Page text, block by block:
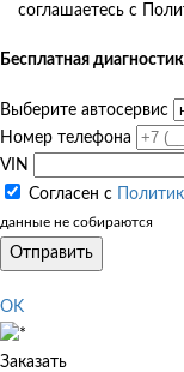
соглашаетесь с
Бесплатная
Выберите автосервис
Номер телефона
VIN
Согласен с
данные не собираются
Отправить
OK
Заказать